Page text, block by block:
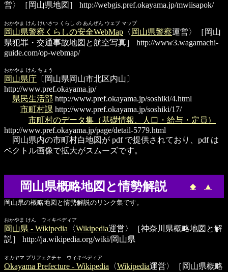
営〉［岡山県地図］
http://webgis.pref.okayama.jp/mwiisapok/
おかやま けん けいさつ くらし の あんぜん ウェブ マップ
岡山県警察くらしの安全WebMap 〈 岡山県警察運営〉［岡山
県犯罪・交通事故地図と航空写真］
http://www3.wagamachi-
guide.com/op-webmap/
おかやま けん ちょう
岡山県庁 〔岡山県岡山市北区内山〕
http://www.pref.okayama.jp/
県民生活部 http://www.pref.okayama.jp/soshiki/4.html
市町村課 http://www.pref.okayama.jp/soshiki/17/
市町村のデータ集（基礎情報、人口・給与・定員）
http://www.pref.okayama.jp/page/detail-5779.html
岡山県内の市町村白地図が pdf で提供されており、pdf は
ベクトル画像で拡大がスムーズです。
岡山県概略地図と情勢解説 ◆ ▲
岡山県の概略地図と情勢解説のリンク集です。
おかやま けん ウィキペディア
岡山県 - Wikipedia 〈Wikipedia運営〉［神奈川県概略地図と解
説］
http://ja.wikipedia.org/wiki/岡山県
オカヤマ プリフェクチャ ウィキペディア
Okayama Prefecture - Wikipedia 〈Wikipedia運営〉［岡山県概略